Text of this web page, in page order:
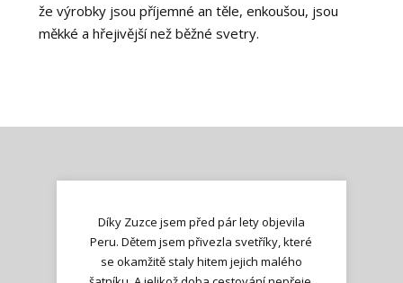
že výrobky jsou příjemné an těle, enkoušou, jsou
měkké a hřejivější než běžné svetry.
Díky Zuzce jsem před pár lety objevila
Peru. Dětem jsem přivezla svetříky, které
se okamžitě staly hitem jejich malého